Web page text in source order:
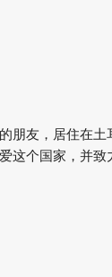
朋友，居住在土
这个国家，并致